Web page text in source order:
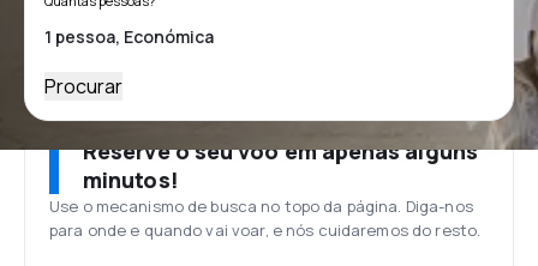
Procurar
Reserve o seu voo em apenas alguns
minutos!
Use o mecanismo de busca no topo da página. Diga-nos
para onde e quando vai voar, e nós cuidaremos do resto.